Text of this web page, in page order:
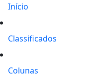
Início
Classificados
Colunas